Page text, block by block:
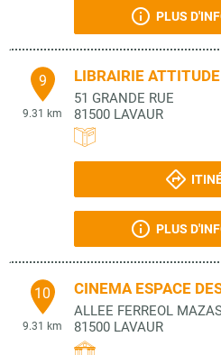
PLUS
9
9.31 km
LIBRAIRIE ATTITUDE
51 GRANDE RUE
81500 LAVAUR
PLUS
10
9.31 km
CINEMA ESPACE
ALLEE FERREOL
81500 LAVAUR